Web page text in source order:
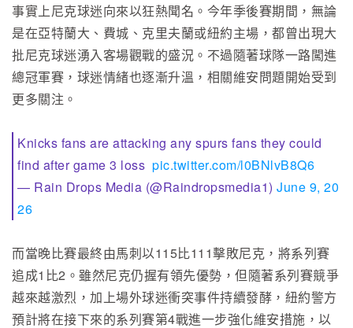
事實上尼克球迷向來以狂熱聞名。今年季後賽期間，無論
是在亞特蘭大、費城、克里夫蘭或紐約主場，都曾出現大
批尼克球迷湧入客場觀戰的盛況。不過隨著球隊一路闖進
總冠軍賽，球迷情緒也逐漸升溫，相關維安問題開始受到
更多關注。
Knicks fans are attacking any spurs fans they could
find after game 3 loss pic.twitter.com/l0BNlvB8Q6
— Rain Drops Media (@Raindropsmedia1) June 9, 20
26
而當晚比賽最終由馬刺以115比111擊敗尼克，將系列賽
追成1比2。雖然尼克仍握有領先優勢，但隨著系列賽競爭
越來越激烈，加上場外球迷衝突事件持續發酵，紐約警方
預計將在接下來的系列賽第4戰進一步強化維安措施，以